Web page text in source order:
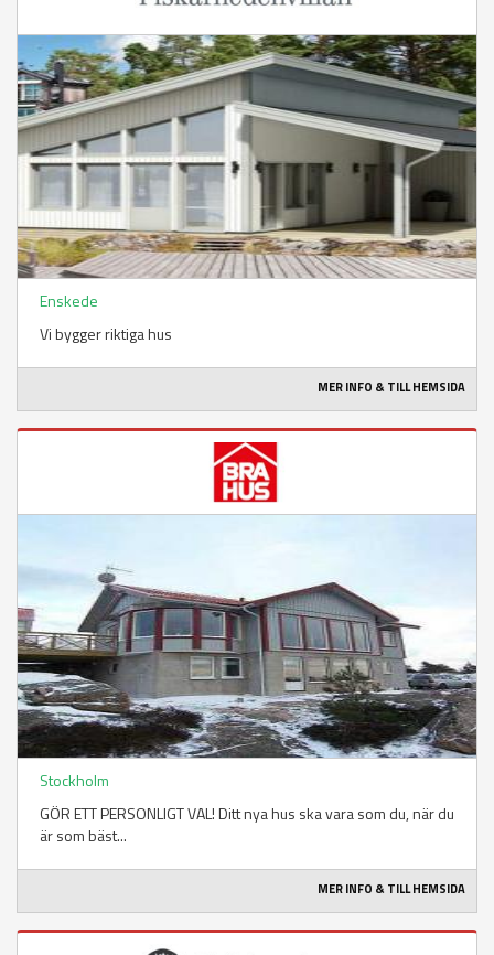
Enskede
Vi bygger riktiga hus
MER INFO & TILL HEMSIDA
Stockholm
GÖR ETT PERSONLIGT VAL! Ditt nya hus ska vara som du, när du
är som bäst...
MER INFO & TILL HEMSIDA